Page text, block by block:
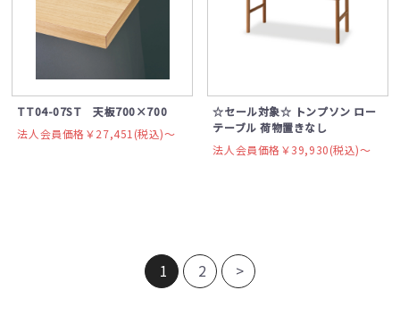
TT04-07ST 天板700×700
法人会員価格￥27,451(税込)〜
☆セール対象☆ トンプソン ロー
テーブル 荷物置きなし
法人会員価格￥39,930(税込)〜
1 2 >